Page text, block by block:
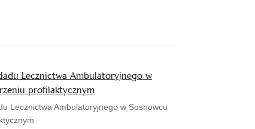
Lecznictwa Ambulatoryjnego w
profilaktycznym
Lecznictwa Ambulatoryjnego w Sosnowcu